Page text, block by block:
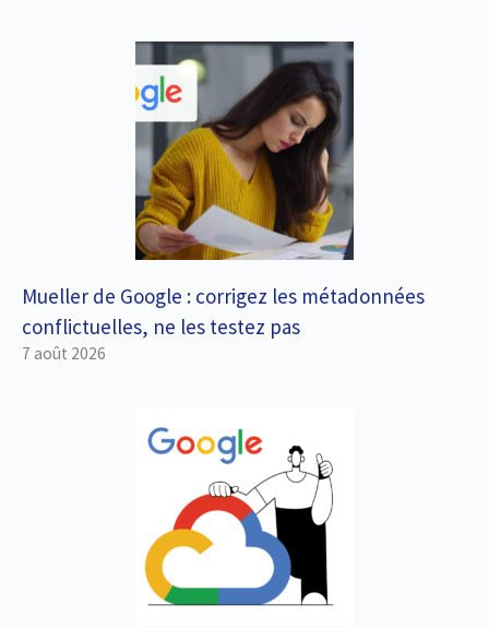
Mueller de Google : corrigez les métadonnées
conflictuelles, ne les testez pas
7 août 2026